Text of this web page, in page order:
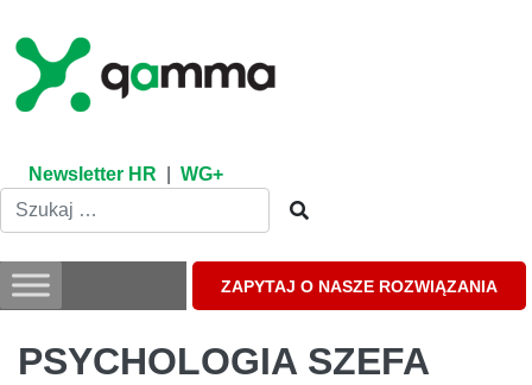
content
Newsletter HR WG+
ZAPYTAJ O NASZE ROZWIĄZANIA
PSYCHOLOGIA SZEFA